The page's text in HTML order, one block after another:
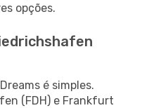
opções.
é simples.
(FDH) e Frankfurt